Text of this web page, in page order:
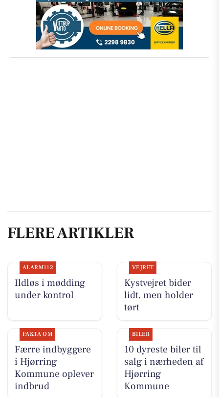
FLERE ARTIKLER
ALARM112
Ildløs i mødding
under kontrol
VEJRET
Kystvejret bider
lidt, men holder
tørt
FAKTA OM
Færre indbyggere
i Hjørring
Kommune oplever
indbrud
BILER
10 dyreste biler til
salg i nærheden af
Hjørring
Kommune